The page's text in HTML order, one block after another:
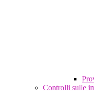
Controlli sulle